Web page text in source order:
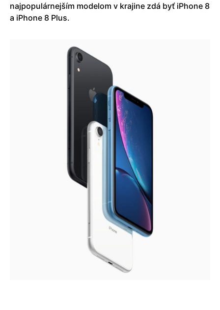
najpopulárnejším modelom v krajine zdá byť iPhone 8
a iPhone 8 Plus.